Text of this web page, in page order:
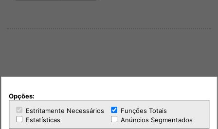
Opções:
Estritamente Necessários
Funções Totais
Estatísticas
Anúncios Segmentados